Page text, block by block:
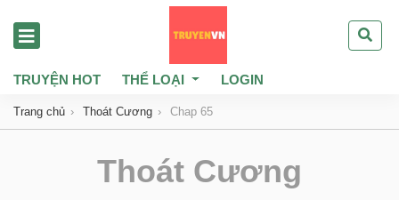
TRUYỆN HOT THỂ LOẠI LOGIN
Trang chủ Thoát Cương Chap 65
Thoát Cương